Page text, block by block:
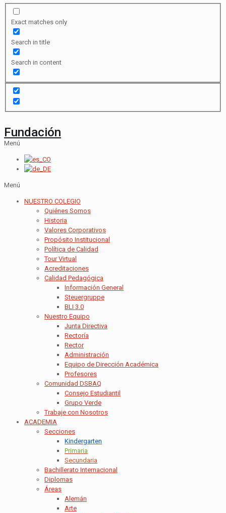
Exact matches only
Search in title
Search in content
Fundación
Menú
Menú
NUESTRO COLEGIO
Quiénes Somos
Historia
Valores Corporativos
Propósito Institucional
Política de Calidad
Tour Virtual
Acreditaciones
Calidad Pedagógica
Información General
Steuergruppe
BLI 3.0
Nuestro Equipo
Junta Directiva
Rectoría
Rector
Administración
Equipo de Dirección Académica
Profesores
Comunidad DSBAQ
Consejo Estudiantil
Grupo Verde
Trabaje con Nosotros
ACADEMIA
Secciones
Kindergarten
Primaria
Secundaria
Bachillerato Internacional
Diplomas
Áreas
Alemán
Arte